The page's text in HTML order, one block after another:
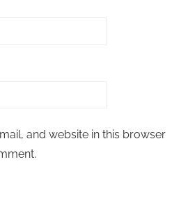
and website in this browser